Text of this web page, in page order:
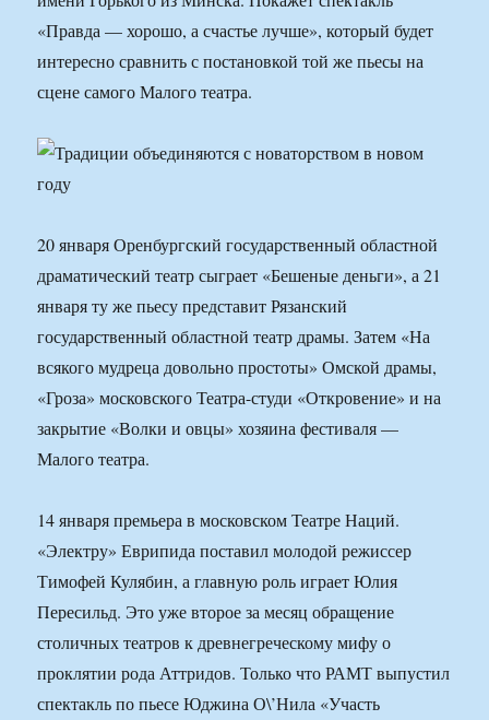
«Правда — хорошо, а счастье лучше», который будет
интересно сравнить с постановкой той же пьесы на
сцене самого Малого театра.
20 января Оренбургский государственный областной
драматический театр сыграет «Бешеные деньги», а 21
января ту же пьесу представит Рязанский
государственный областной театр драмы. Затем «На
всякого мудреца довольно простоты» Омской драмы,
«Гроза» московского Театра-студи «Откровение» и на
закрытие «Волки и овцы» хозяина фестиваля —
Малого театра.
14 января премьера в московском Театре Наций.
«Электру» Еврипида поставил молодой режиссер
Тимофей Кулябин, а главную роль играет Юлия
Пересильд. Это уже второе за месяц обращение
столичных театров к древнегреческому мифу о
проклятии рода Аттридов. Только что РАМТ выпустил
спектакль по пьесе Юджина О\’Нила «Участь